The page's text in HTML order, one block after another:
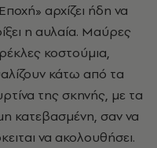
η αυλαία. Μαύρες
κοστούμια,
κάτω από τα
της σκηνής, με τα
κατεβασμένη, σαν να
να ακολουθήσει.